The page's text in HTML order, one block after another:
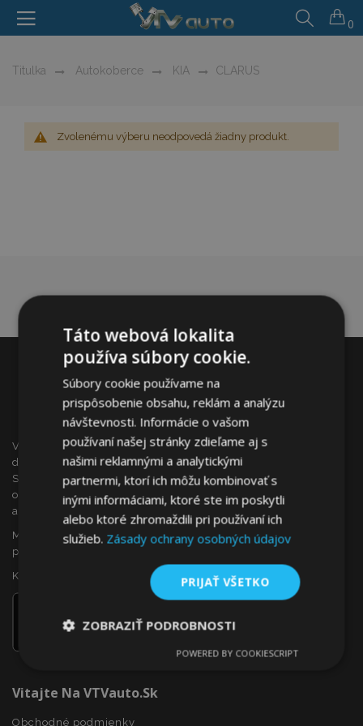
0
Titulka Autokoberce KIA CLARUS
Zvolenému výberu neodpovedá žiadny produkt.
VTVauto je maloobchodným predajcom a veľkoobchodným
dodávateľom autopríslušenstva a autodoplnkov na
Slovensku, ako sú napr.: ozdobné kryty kolies (puklice),
okenné deflektory, autopoťahy, autorohože, chrómové kryty
a rámy, ...
Máte záujem o dropshipping, alebo sa chcete stať našim
partnerom?
Kontaktujte nás ešte dnes!
Vitajte Na VTVauto.sk
Obchodné podmienky
Táto webová lokalita
používa súbory cookie.
Súbory cookie používame na
prispôsobenie obsahu, reklám a analýzu
návštevnosti. Informácie o vašom
používaní našej stránky zdieľame aj s
našimi reklamnými a analytickými
partnermi, ktorí ich môžu kombinovať s
inými informáciami, ktoré ste im poskytli
alebo ktoré zhromaždili pri používaní ich
služieb. Zásady ochrany osobných údajov
PRIJAŤ VŠETKO
ZOBRAZIŤ PODROBNOSTI
Výkonnosť Cielenie
POWERED BY COOKIESCRIPT